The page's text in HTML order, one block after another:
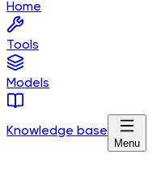
Home
Tools
Models
Knowledge base
Menu